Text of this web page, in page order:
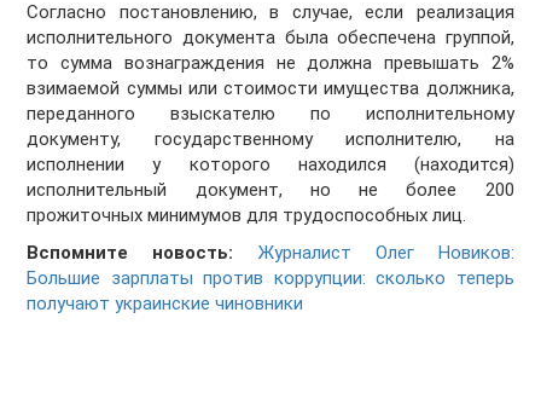
Согласно постановлению, в случае, если реализация
исполнительного документа была обеспечена группой,
то сумма вознаграждения не должна превышать 2%
взимаемой суммы или стоимости имущества должника,
переданного взыскателю по исполнительному
документу, государственному исполнителю, на
исполнении у которого находился (находится)
исполнительный документ, но не более 200
прожиточных минимумов для трудоспособных лиц.
Вспомните новость: Журналист Олег Новиков:
Большие зарплаты против коррупции: сколько теперь
получают украинские чиновники